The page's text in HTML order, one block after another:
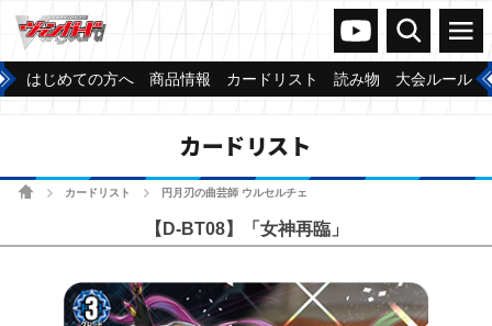
ヴァンガードch
検索 メニュー
はじめての方へ 商品情報 カードリスト 読み物 大会ルール
カードリスト
ホームカードリスト 円月刃の曲芸師 ウルセルチェ
【D-BT08】「女神再臨」